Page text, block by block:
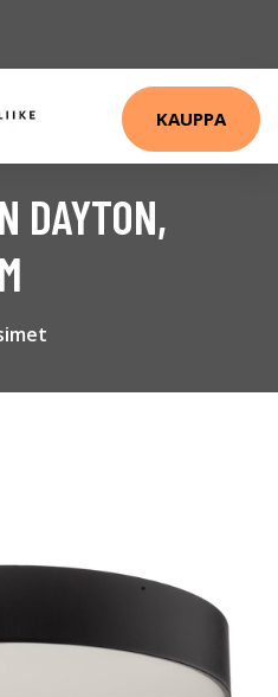
KAUPPA
DAYTON,